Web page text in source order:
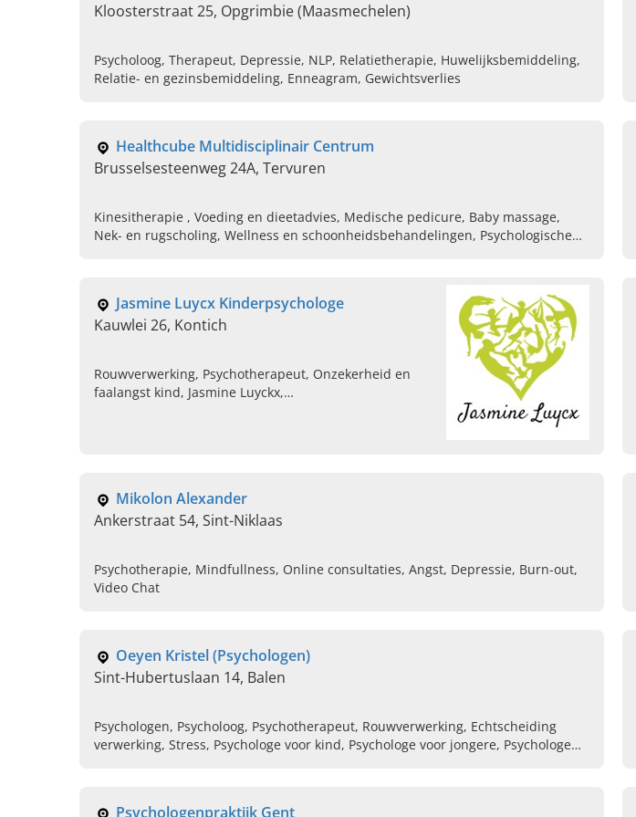
Kloosterstraat 25, Opgrimbie (Maasmechelen)
Psycholoog, Therapeut, Depressie, NLP, Relatietherapie, Huwelijksbemiddeling,
Relatie- en gezinsbemiddeling, Enneagram, Gewichtsverlies
Healthcube Multidisciplinair Centrum
Brusselsesteenweg 24A, Tervuren
Kinesitherapie , Voeding en dieetadvies, Medische pedicure, Baby massage,
Nek- en rugscholing, Wellness en schoonheidsbehandelingen, Psychologische
Jasmine Luycx Kinderpsychologe
Kauwlei 26, Kontich
Rouwverwerking, Psychotherapeut, Onzekerheid en
faalangst kind, Jasmine Luyckx,
Mikolon Alexander
Ankerstraat 54, Sint-Niklaas
Psychotherapie, Mindfullness, Online consultaties, Angst, Depressie, Burn-out,
Video Chat
Oeyen Kristel (Psychologen)
Sint-Hubertuslaan 14, Balen
Psychologen, Psycholoog, Psychotherapeut, Rouwverwerking, Echtscheiding
verwerking, Stress, Psychologe voor kind, Psychologe voor jongere, Psychologe
Psychologenpraktijk Gent